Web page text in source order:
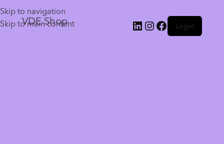
Skip to navigation
Skip to main content
VDE Shop Login